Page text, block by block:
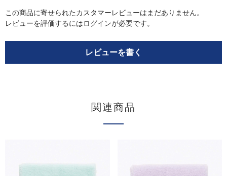
この商品に寄せられたカスタマーレビューはまだありません。
レビューを評価するにはログインが必要です。
レビューを書く
関連商品